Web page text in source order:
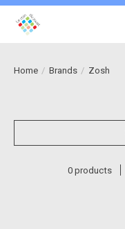
Home / Brands / Zosh
0 products